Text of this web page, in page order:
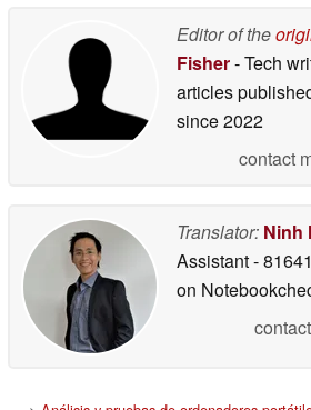
Editor of the
Fisher- Tech
articles
since 2022
contact
Translator: Ninh
Assistant-
on